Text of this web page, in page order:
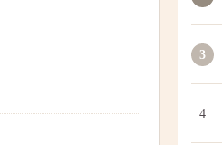
3
4